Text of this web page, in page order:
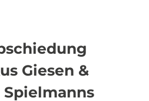
Giesen &
Spielmanns